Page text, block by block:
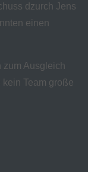
dzurch Jens
einen
zum Ausgleich
Team große